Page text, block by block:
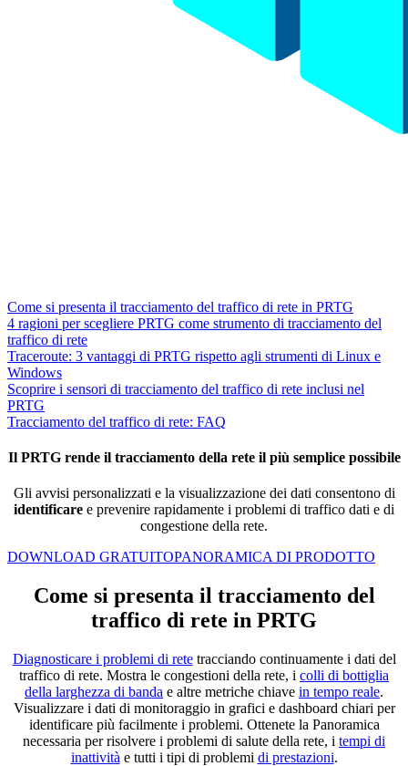
Come si presenta il tracciamento del traffico di rete in PRTG
4 ragioni per scegliere PRTG come strumento di tracciamento del
traffico di rete
Traceroute: 3 vantaggi di PRTG rispetto agli strumenti di Linux e
Windows
Scoprire i sensori di tracciamento del traffico di rete inclusi nel
PRTG
Tracciamento del traffico di rete: FAQ
Il PRTG rende il tracciamento della rete il più semplice possibile
Gli avvisi personalizzati e la visualizzazione dei dati consentono di
identificare e prevenire rapidamente i problemi di traffico dati e di
congestione della rete.
DOWNLOAD GRATUITOPANORAMICA DI PRODOTTO
Come si presenta il tracciamento del
traffico di rete in PRTG
Diagnosticare i problemi di retetracciando continuamente i dati del
traffico di rete. Mostra le congestioni della rete, i colli di bottiglia
della larghezza di banda e altre metriche chiave in tempo reale.
Visualizzare i dati di monitoraggio in grafici e dashboard chiari per
identificare più facilmente i problemi. Ottenete la Panoramica
necessaria per risolvere i problemi di salute della rete, i tempi di
inattività e tutti i tipi di problemi di prestazioni.